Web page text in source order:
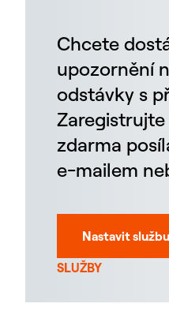
Chcete
upozornění
odstávky s
zdarma
e-mailem
Nastavit službu
SLUŽBY